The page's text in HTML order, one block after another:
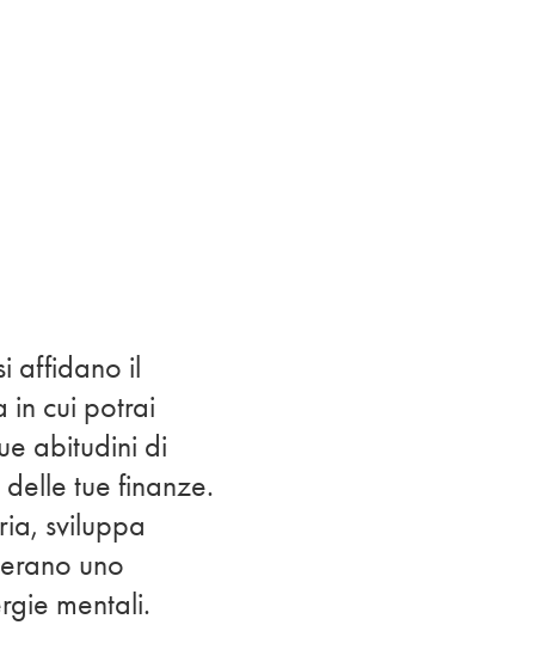
affidano il
in cui potrai
abitudini di
tue finanze.
sviluppa
uno
mentali.